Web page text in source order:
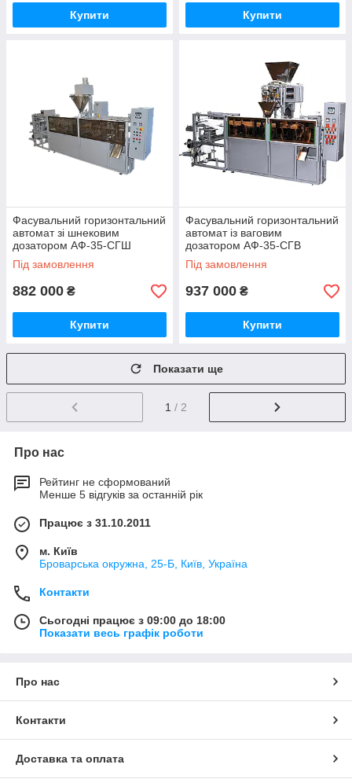
Купити Купити
Фасувальний горизонтальний
автомат зі шнековим
дозатором АФ-35-СГШ
Під замовлення
882 000 ₴
Купити
Фасувальний горизонтальний
автомат із ваговим
дозатором АФ-35-СГВ
Під замовлення
937 000 ₴
Купити
Показати ще
1 / 2
Про нас
Рейтинг не сформований
Менше 5 відгуків за останній рік
Працює з 31.10.2011
м. Київ
Броварська окружна, 25-Б, Київ, Україна
Контакти
Сьогодні працює з 09:00 до 18:00
Показати весь графік роботи
Про нас
Контакти
Доставка та оплата